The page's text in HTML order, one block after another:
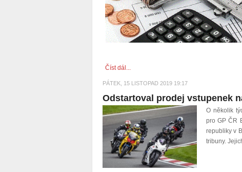
Číst dál...
PÁTEK, 15 LISTOPAD 2019 19:17
Odstartoval prodej vstupenek
O několik
pro GP ČR
republiky v
tribuny.